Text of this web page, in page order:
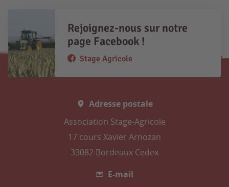
Rejoignez-nous sur notre
page Facebook !
Stage Agricole
Adresse postale
Association Stage-Agricole
17 cours Xavier Arnozan
33082 Bordeaux Cedex
E-mail